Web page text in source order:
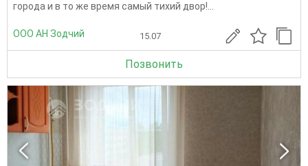
города и в то же время самый тихий двор!...
ООО АН Зодчий 15.07
Позвонить